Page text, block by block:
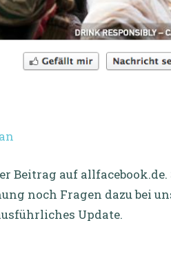
Beitrag auf allfacebook.de.
noch Fragen dazu bei
Update.